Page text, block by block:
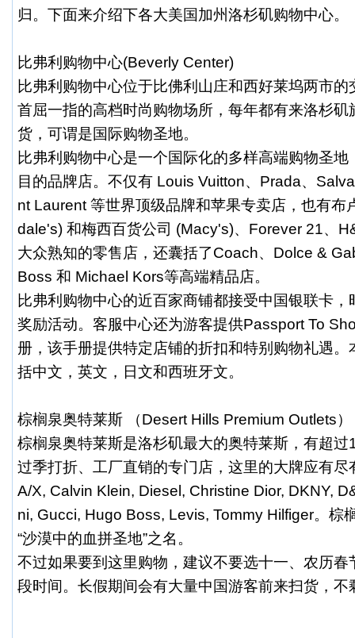
归。下面来介绍下各大美国加州洛杉矶购物中心。
比弗利购物中心(Beverly Center)
比弗利购物中心位于比佛利山庄和西好莱坞两市
首屈一指的高档时尚购物场所，每年都有来洛杉矶
货，可谓是国际购物圣地。
比弗利购物中心是一个国际化的多样高端购物圣
目的品牌店。不仅有 Louis Vuitton、Prada、
nt Laurent 等世界顶级品牌和苹果专卖店，也有布
dale's) 和梅西百货公司 (Macy's)、Forever 21、
大众熟知的零售店，还囊括了Coach、Dolce &
Boss 和 Michael Kors等高端精品店。
比弗利购物中心的近百家商铺都接受中国银联卡
奖励活动。客服中心还为游客提供Passport To
册，该手册提供特定店铺的折扣和特别购物礼遇
括中文，英文，日文和西班牙文。
棕榈泉奥特莱斯 （Desert Hills Premium Outlets）
棕榈泉奥特莱斯是洛杉矶最大的奥特莱斯，有超
过季打折、工厂直销的专门店，这里的大牌应有
A/X, Calvin Klein, Diesel, Christine Dior, DKNY,
ni, Gucci, Hugo Boss, Levis, Tommy Hilfiger。棕
“沙漠中的血拼圣地”之名。
不过如果要到这里购物，建议不要选十一、农历春
段时间。长假期间会有大量中国游客前来扫货，不